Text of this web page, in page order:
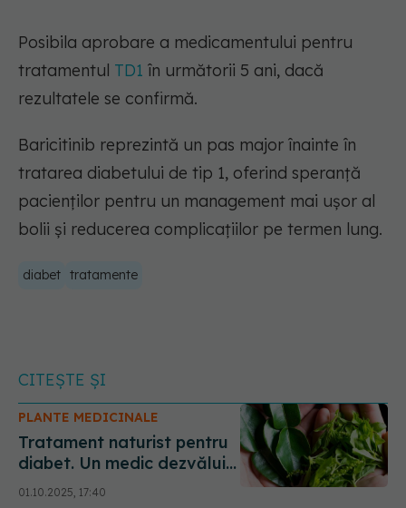
Posibila aprobare a medicamentului pentru
tratamentul TD1 în următorii 5 ani, dacă
rezultatele se confirmă.
Baricitinib reprezintă un pas major înainte în
tratarea diabetului de tip 1, oferind speranță
pacienților pentru un management mai ușor al
bolii și reducerea complicațiilor pe termen lung.
diabet tratamente
CITEȘTE ȘI
PLANTE MEDICINALE
Tratament naturist pentru
diabet. Un medic dezvăluie
rețeta care scade glicemia
01.10.2025, 17:40